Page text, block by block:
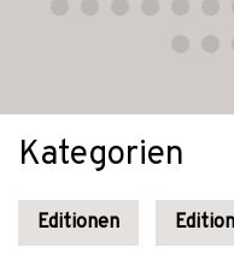
Kategorien
Editionen